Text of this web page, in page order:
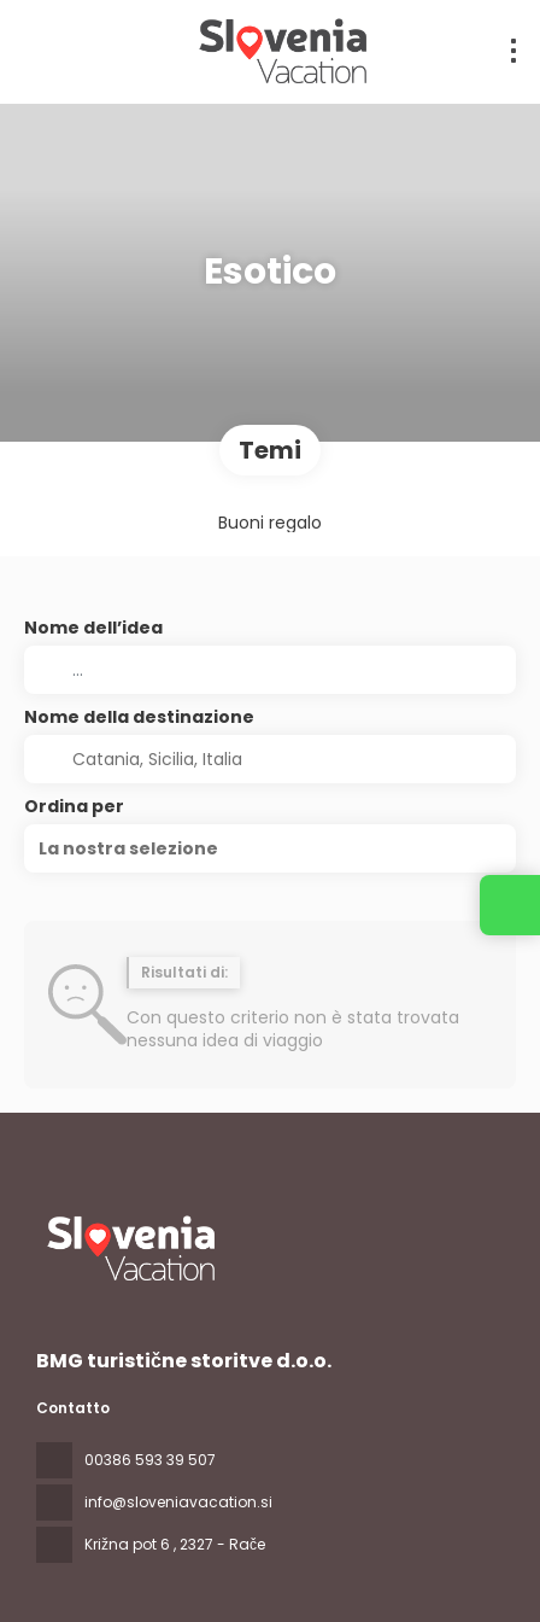
Esotico
Temi
Buoni regalo
Nome dell’idea
Nome della destinazione
Ordina per
La nostra selezione
Risultati di:
Con questo criterio non è stata trovata
nessuna idea di viaggio
BMG turistične storitve d.o.o.
Contatto
00386 593 39 507
info@sloveniavacation.si
Križna pot 6 , 2327 - Rače